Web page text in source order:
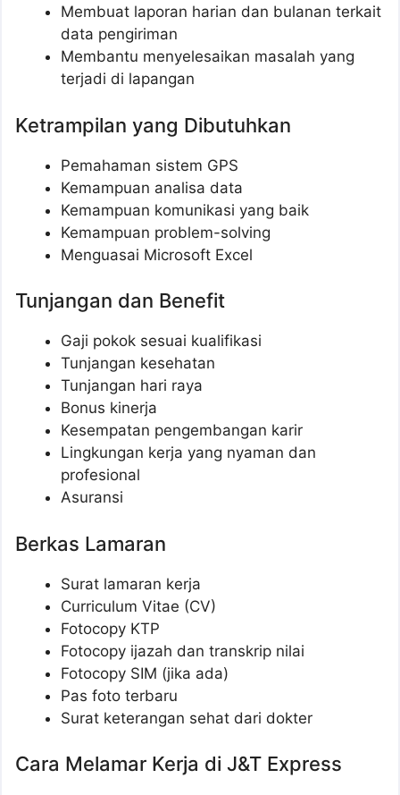
Membuat laporan harian dan bulanan terkait
data pengiriman
Membantu menyelesaikan masalah yang
terjadi di lapangan
Ketrampilan yang Dibutuhkan
Pemahaman sistem GPS
Kemampuan analisa data
Kemampuan komunikasi yang baik
Kemampuan problem-solving
Menguasai Microsoft Excel
Tunjangan dan Benefit
Gaji pokok sesuai kualifikasi
Tunjangan kesehatan
Tunjangan hari raya
Bonus kinerja
Kesempatan pengembangan karir
Lingkungan kerja yang nyaman dan
profesional
Asuransi
Berkas Lamaran
Surat lamaran kerja
Curriculum Vitae (CV)
Fotocopy KTP
Fotocopy ijazah dan transkrip nilai
Fotocopy SIM (jika ada)
Pas foto terbaru
Surat keterangan sehat dari dokter
Cara Melamar Kerja di J&T Express